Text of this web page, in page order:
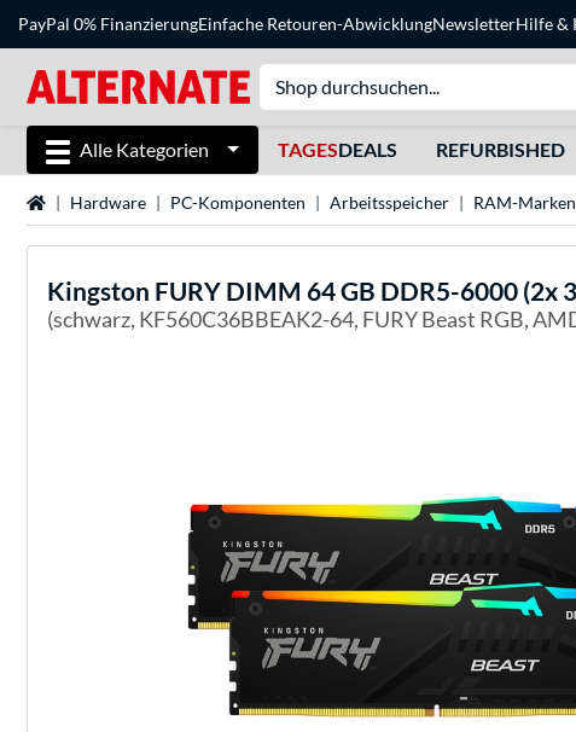
PayPal 0% FinanzierungEinfache Retouren-AbwicklungNewsletterHilfe&
Alle Kategorien TAGESDEALS REFURBISHED
StartseiteHardware PC-Komponenten Arbeitsspeicher RAM-Marken
Kingston FURY DIMM 64 GB DDR5-6000 (2x
(schwarz, KF560C36BBEAK2-64, FURY Beast RGB,